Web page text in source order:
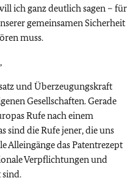
ich ganz deutlich sagen – für
gemeinsamen Sicherheit
muss.
und Überzeugungskraft
Gesellschaften. Gerade
Rufe nach einem
sind die Rufe jener, die uns
Alleingänge das Patentrezept
Verpflichtungen und
sind.